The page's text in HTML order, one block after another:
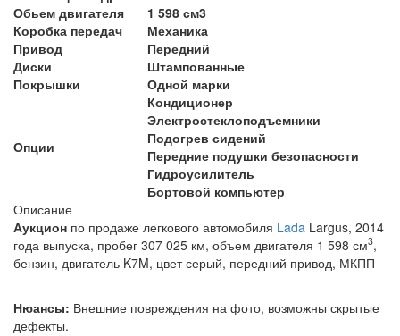
Обьем двигателя
1 598 см3
Коробка передач
Механика
Привод
Передний
Диски
Штампованные
Покрышки
Одной марки
Опции
Кондиционер
Электростеклоподъемники
Подогрев сидений
Передние подушки безопасности
Гидроусилитель
Бортовой компьютер
Описание
Аукцион по продаже легкового автомобиля Lada Largus, 2014
года выпуска, пробег 307 025 км, объем двигателя 1 598 см3,
бензин, двигатель K7M, цвет серый, передний привод, МКПП
Нюансы: Внешние повреждения на фото, возможны скрытые
дефекты.